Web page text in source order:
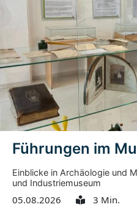
Führungen im
Einblicke in Archäologie und
und Industriemuseum
05.08.2026 3 Min.